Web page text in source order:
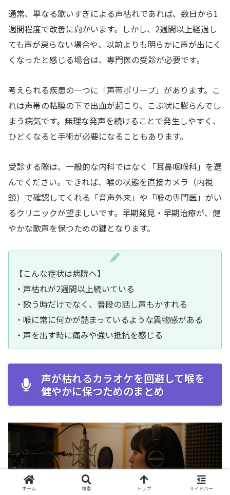
通常、単なる歌いすぎによる声枯れであれば、数日から1
週間程度で改善に向かいます。しかし、2週間以上経過し
ても声が戻らない場合や、以前よりも明らかに声が出にく
くなったと感じる場合は、専門医の受診が必要です。
考えられる疾患の一つに「声帯ポリープ」があります。こ
れは声帯の粘膜の下で出血が起こり、こぶ状に膨らんでし
まう病気です。無理な発声を続けることで発生しやすく、
ひどくなると手術が必要になることもあります。
受診する際は、一般的な内科ではなく「耳鼻咽喉科」を選
んでください。できれば、喉の状態を直接カメラ（内視
鏡）で確認してくれる「音声外来」や「喉の専門医」がい
るクリニックが望ましいです。早期発見・早期治療が、健
やかな歌声を保つための鍵となります。
【こんな症状は病院へ】
・声枯れが2週間以上続いている
・歌う時だけでなく、普段の話し声もかすれる
・喉に常に何かが詰まっているような異物感がある
・声を出す時に痛みや強い抵抗を感じる
声が枯れるカラオケを回避して喉を
健やかに保つためのまとめ
ホーム 検索 トップ サイドバー